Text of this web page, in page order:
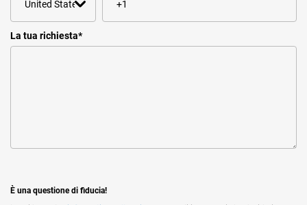
La tua richiesta*
È una questione di fiducia!